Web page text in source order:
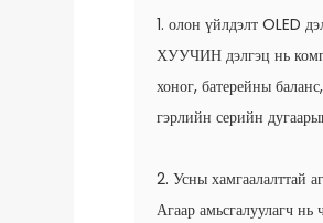
1. олон үйлдэлт OLED
ХУУЧИН дэлгэц нь
хоног, батерейны
гэрлийн серийн
2. Усны хамгаалалттай
Агаар амьсгалуулагч